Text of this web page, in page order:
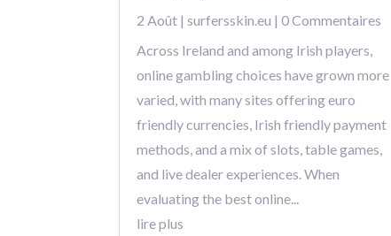
2 Août |surfersskin.eu | 0 Commentaires
Across Ireland and among Irish players,
online gambling choices have grown more
varied, with many sites offering euro
friendly currencies, Irish friendly payment
methods, and a mix of slots, table games,
and live dealer experiences. When
evaluating the best online...
lire plus